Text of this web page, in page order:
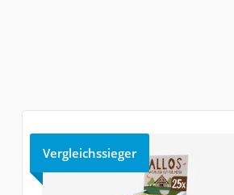
Vergleichssieger